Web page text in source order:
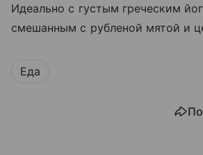
Идеально с густым греческим
смешанным с рубленой мятой и
Еда